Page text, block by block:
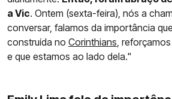
a Vic. Ontem (sexta-feira), nós a
conversar, falamos da importância
construída no Corinthians ,
e que estamos ao lado dela."